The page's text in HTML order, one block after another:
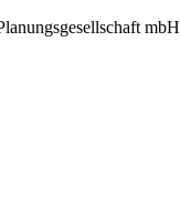
mbH